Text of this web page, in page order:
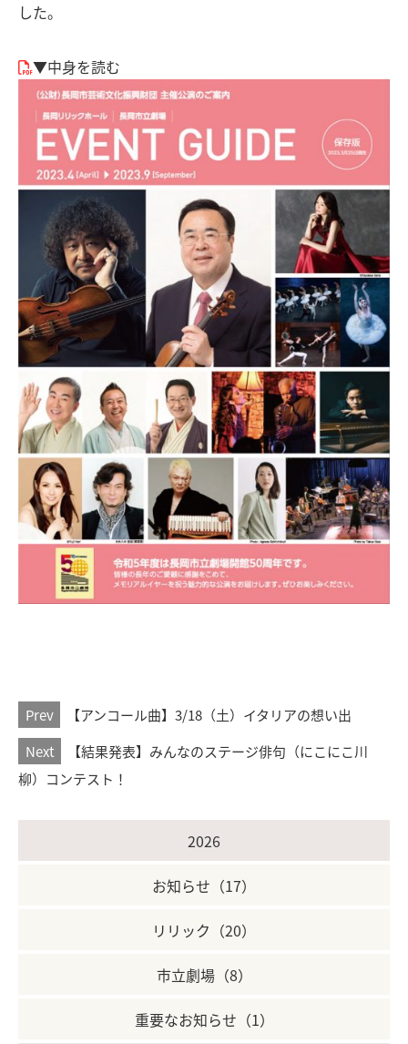
した。
▼中身を読む
Prev
【アンコール曲】3/18（土）イタリアの想い出
Next
【結果発表】みんなのステージ俳句（にこにこ川
柳）コンテスト！
2026
お知らせ（17）
リリック（20）
市立劇場（8）
重要なお知らせ（1）